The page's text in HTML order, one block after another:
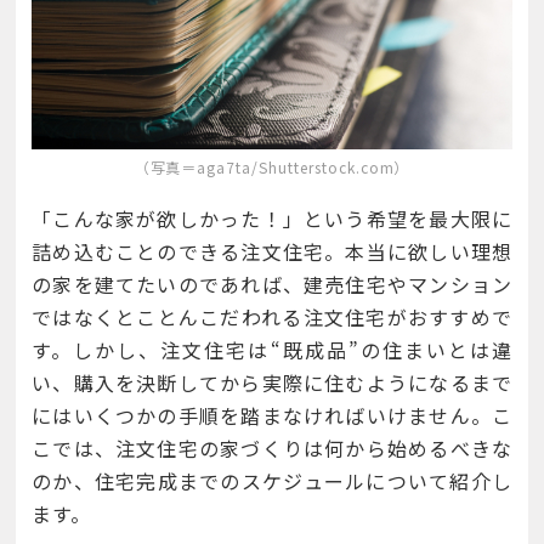
（写真＝aga7ta/Shutterstock.com）
「こんな家が欲しかった！」という希望を最大限に
詰め込むことのできる注文住宅。本当に欲しい理想
の家を建てたいのであれば、建売住宅やマンション
ではなくとことんこだわれる注文住宅がおすすめで
す。しかし、注文住宅は“既成品”の住まいとは違
い、購入を決断してから実際に住むようになるまで
にはいくつかの手順を踏まなければいけません。こ
こでは、注文住宅の家づくりは何から始めるべきな
のか、住宅完成までのスケジュールについて紹介し
ます。